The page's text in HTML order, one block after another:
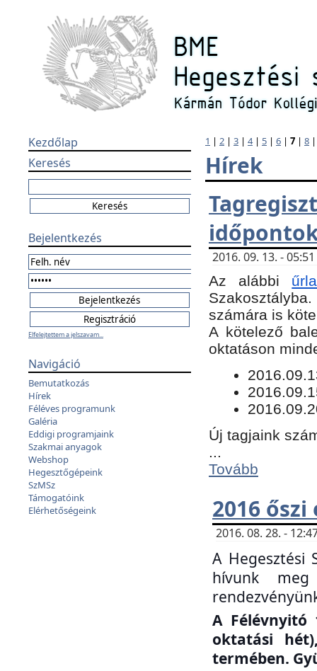
Kezdőlap
Keresés
Bejelentkezés
Elfelejtettem a jelszavam...
Navigáció
Bemutatkozás
Hírek
Féléves programunk
Galéria
Eddigi programjaink
Szakmai anyagok
Webshop
Hegesztőgépeink
SzMSz
Támogatóink
Elérhetőségeink
1 | 2 | 3 | 4| 5 | 6 | 7 | 8
Hírek
2016. 09. 13. -
Az alábbi
számára is
​A kötelező
oktatáson
Új tagjaink
...
Tovább
2016
2016. 08. 28. -
A Hegesztési
hívunk
A Félévnyitó
oktatási
termében.